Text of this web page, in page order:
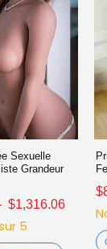
Sexuelle
Grandeur
$1,316.06
5
page
produit
$